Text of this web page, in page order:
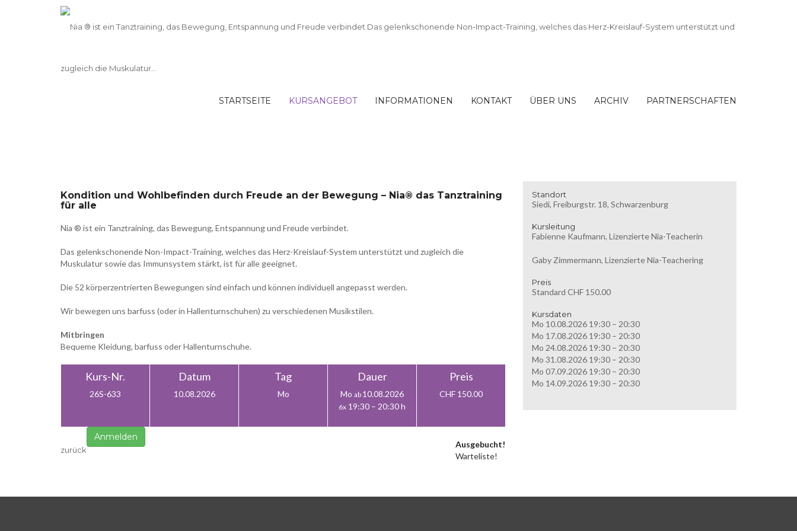
STARTSEITE KURSANGEBOT INFORMATIONEN KONTAKT ÜBER UNS ARCHIV PARTNERSCHAFTEN
Kondition und Wohlbefinden durch Freude an der Bewegung – Nia® das Tanztraining
für alle
Nia ® ist ein Tanztraining, das Bewegung, Entspannung und Freude verbindet.
Das gelenkschonende Non-Impact-Training, welches das Herz-Kreislauf-System unterstützt und zugleich die
Muskulatur sowie das Immunsystem stärkt, ist für alle geeignet.
Die 52 körperzentrierten Bewegungen sind einfach und können individuell angepasst werden.
Wir bewegen uns barfuss (oder in Hallenturnschuhen) zu verschiedenen Musikstilen.
Mitbringen
Bequeme Kleidung, barfuss oder Hallenturnschuhe.
Kurs-Nr.
26S-633
Datum
10.08.2026
Tag
Mo
Dauer
Mo ab 10.08.2026
6x 19:30 – 20:30 h
Preis
CHF 150.00
zurück
Ausgebucht!
Warteliste!
Anmelden
Standort
Siedi, Freiburgstr. 18, Schwarzenburg
Kursleitung
Fabienne Kaufmann, Lizenzierte Nia-Teacherin
Gaby Zimmermann, Lizenzierte Nia-Teachering
Preis
Standard CHF 150.00
Kursdaten
Mo 10.08.2026 19:30 – 20:30
Mo 17.08.2026 19:30 – 20:30
Mo 24.08.2026 19:30 – 20:30
Mo 31.08.2026 19:30 – 20:30
Mo 07.09.2026 19:30 – 20:30
Mo 14.09.2026 19:30 – 20:30